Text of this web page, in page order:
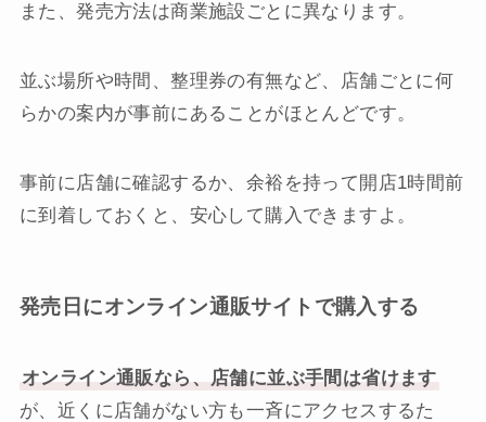
また、発売方法は商業施設ごとに異なります。
並ぶ場所や時間、整理券の有無など、店舗ごとに何
らかの案内が事前にあることがほとんどです。
事前に店舗に確認するか、余裕を持って開店1時間前
に到着しておくと、安心して購入できますよ。
発売日にオンライン通販サイトで購入する
オンライン通販なら、店舗に並ぶ手間は省けます
が、近くに店舗がない方も一斉にアクセスするた